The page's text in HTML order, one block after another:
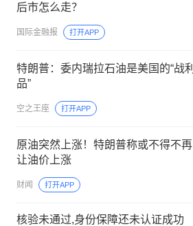
后市怎么走？
国际金融报 打开APP
特朗普：委内瑞拉石油是美国的“战利
品”
空之王座 打开APP
原油突然上涨！特朗普称或不得不再
让油价上涨
财闻 打开APP
核验未通过,身份保障还未认证成功